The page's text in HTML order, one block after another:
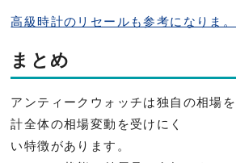
高級時計のリセールも参考になりま。
まとめ
アンティークウォッチは独自の相場
計全体の相場変動を受けにく
い特徴があります。